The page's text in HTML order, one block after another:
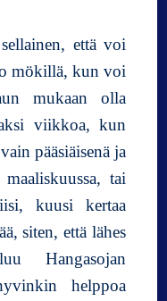
että voi
mökillä, kun voi
mukaan olla
viikkoa, kun
pääsiäisenä ja
tai
kuusi kertaa
siten, että lähes
Hangasojan
helppoa